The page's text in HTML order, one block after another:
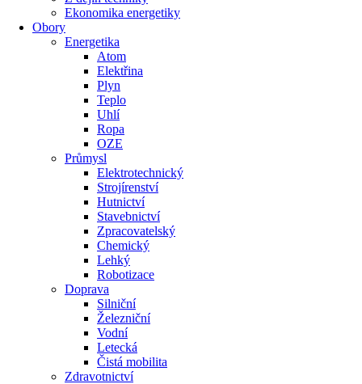
Ekonomika energetiky
Obory
Energetika
Atom
Elektřina
Plyn
Teplo
Uhlí
Ropa
OZE
Průmysl
Elektrotechnický
Strojírenství
Hutnictví
Stavebnictví
Zpracovatelský
Chemický
Lehký
Robotizace
Doprava
Silniční
Železniční
Vodní
Letecká
Čistá mobilita
Zdravotnictví